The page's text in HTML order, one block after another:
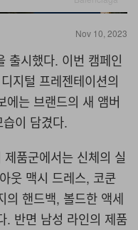
Nov 10, 2023
출시했다. 이번 캠페인
지털 프레젠테이션의
에는 브랜드의 새 앰버
이 담겼다.
품군에서는 신체의 실
웃 맥시 드레스, 코쿤
의 핸드백, 볼드한 액세
. 반면 남성 라인의 제품